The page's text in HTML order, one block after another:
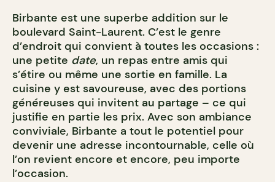
Birbante est une superbe addition sur le
boulevard Saint-Laurent. C’est le genre
d’endroit qui convient à toutes les occasions :
une petite date, un repas entre amis qui
s’étire ou même une sortie en famille. La
cuisine y est savoureuse, avec des portions
généreuses qui invitent au partage – ce qui
justifie en partie les prix. Avec son ambiance
conviviale, Birbante a tout le potentiel pour
devenir une adresse incontournable, celle où
l’on revient encore et encore, peu importe
l’occasion.